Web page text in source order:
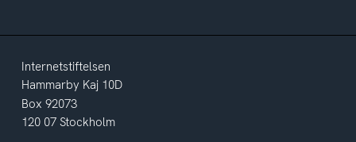
Internetstiftelsen
Hammarby Kaj 10D
Box 92073
120 07 Stockholm